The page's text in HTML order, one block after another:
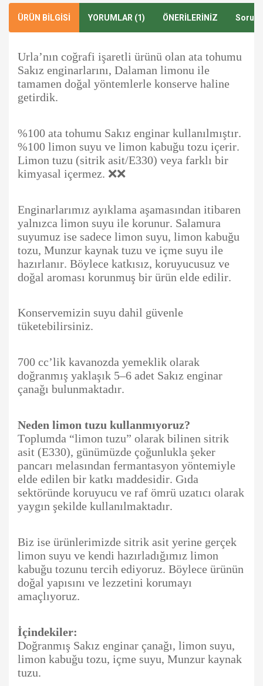
ÜRÜN BİLGİSİ YORUMLAR (1) ÖNERİLERİNİZ Soru &
Urla’nın coğrafi işaretli ürünü olan ata tohumu
Sakız enginarlarını, Dalaman limonu ile
tamamen doğal yöntemlerle konserve haline
getirdik.
%100 ata tohumu Sakız enginar kullanılmıştır.
%100 limon suyu ve limon kabuğu tozu içerir.
Limon tuzu (sitrik asit/E330) veya farklı bir
kimyasal içermez. ❌❌
Enginarlarımız ayıklama aşamasından itibaren
yalnızca limon suyu ile korunur. Salamura
suyumuz ise sadece limon suyu, limon kabuğu
tozu, Munzur kaynak tuzu ve içme suyu ile
hazırlanır. Böylece katkısız, koruyucusuz ve
doğal aroması korunmuş bir ürün elde edilir.
Konservemizin suyu dahil güvenle
tüketebilirsiniz.
700 cc’lik kavanozda yemeklik olarak
doğranmış yaklaşık 5–6 adet Sakız enginar
çanağı bulunmaktadır.
Neden limon tuzu kullanmıyoruz?
Toplumda “limon tuzu” olarak bilinen sitrik
asit (E330), günümüzde çoğunlukla şeker
pancarı melasından fermantasyon yöntemiyle
elde edilen bir katkı maddesidir. Gıda
sektöründe koruyucu ve raf ömrü uzatıcı olarak
yaygın şekilde kullanılmaktadır.
Biz ise ürünlerimizde sitrik asit yerine gerçek
limon suyu ve kendi hazırladığımız limon
kabuğu tozunu tercih ediyoruz. Böylece ürünün
doğal yapısını ve lezzetini korumayı
amaçlıyoruz.
İçindekiler:
Doğranmış Sakız enginar çanağı, limon suyu,
limon kabuğu tozu, içme suyu, Munzur kaynak
tuzu.